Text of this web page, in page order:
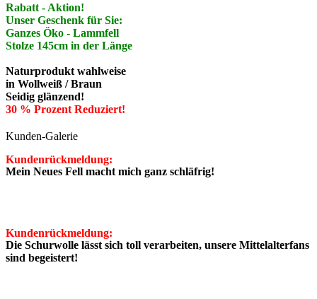
Rabatt - Aktion!
Unser Geschenk für Sie:
Ganzes Öko - Lammfell
Stolze 145cm in der Länge
Naturprodukt wahlweise
in Wollweiß / Braun
Seidig glänzend!
30 % Prozent Reduziert!
Rabatt - Aktion!
Unser Geschenk für Sie:
in Wollweiß / Braun
Seidig glänzend!
30 % Prozent Reduziert!
Kunden-Galerie
Kundenrückmeldung:
Mein Neues Fell macht mich ganz schläfrig!
Kundenrückmeldung:
Die Schurwolle lässt sich toll verarbeiten, unsere Mittelalterfans
sind begeistert!